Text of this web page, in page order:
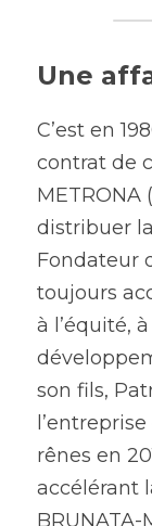
Une
C’est en
contrat de
distribuer
Fondateur
toujours
à l’équité,
son fils,
rênes en
accélérant